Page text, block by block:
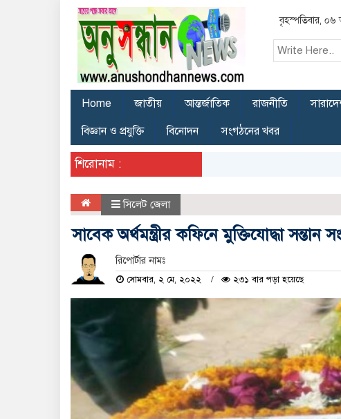
বৃহস্পতিবার,
Home জাতীয় আন্তর্জাতিক রাজনীতি
বিজ্ঞান ও প্রযুক্তি
বিনোদন সংগঠনের খবর
শিরোনাম :
সিলেট জেলা
সাবেক অর্থমন্ত্রীর কফিনে মুক্তিযোদ্ধা সন্তান
রিপোর্টার নামঃ
সোমবার, ২ মে, ২০২২ ২৩১ বার পড়া হয়েছে